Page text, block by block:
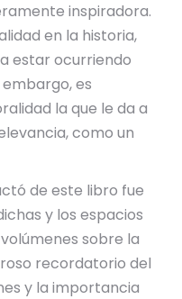
inspiradora.
en la historia,
estar ocurriendo
es
la que le da a
como un
de este libro fue
y los espacios
sobre la
recordatorio del
y la importancia